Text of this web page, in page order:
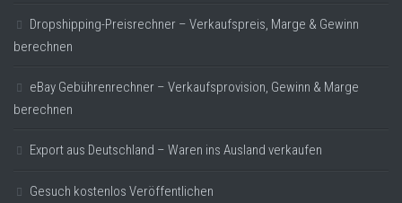
Dropshipping-Preisrechner – Verkaufspreis, Marge & Gewinn
berechnen
eBay Gebührenrechner – Verkaufsprovision, Gewinn & Marge
berechnen
Export aus Deutschland – Waren ins Ausland verkaufen
Gesuch kostenlos Veröffentlichen